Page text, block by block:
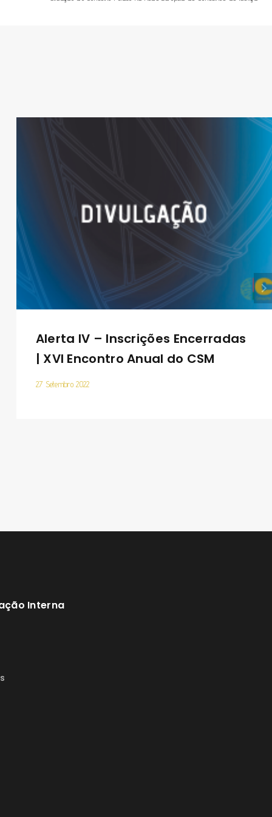
Alerta IV – Inscrições Encerradas
| XVI Encontro Anual do CSM
27 Setembro 2022
Interna